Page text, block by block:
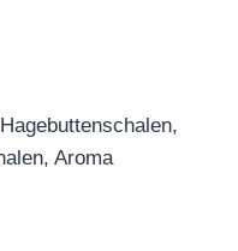
Aroma